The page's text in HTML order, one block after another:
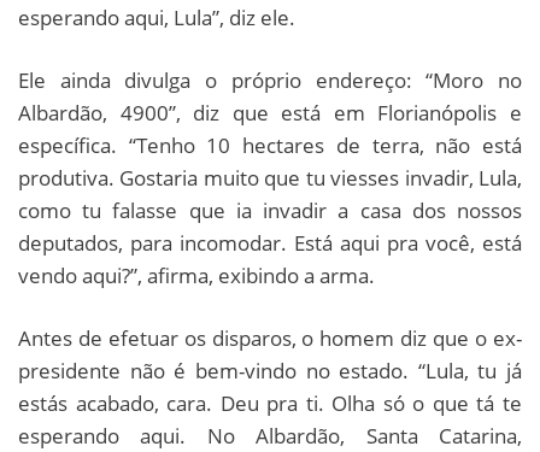
esperando aqui, Lula”, diz ele.
Ele ainda divulga o próprio endereço: “Moro no
Albardão, 4900”, diz que está em Florianópolis e
específica. “Tenho 10 hectares de terra, não está
produtiva. Gostaria muito que tu viesses invadir, Lula,
como tu falasse que ia invadir a casa dos nossos
deputados, para incomodar. Está aqui pra você, está
vendo aqui?”, afirma, exibindo a arma.
Antes de efetuar os disparos, o homem diz que o ex-
presidente não é bem-vindo no estado. “Lula, tu já
estás acabado, cara. Deu pra ti. Olha só o que tá te
esperando aqui. No Albardão, Santa Catarina,